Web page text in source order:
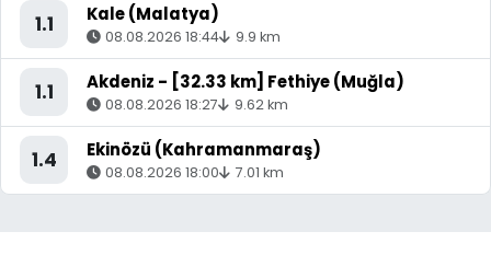
1.1 Kale (Malatya)
08.08.2026 18:44 9.9 km
1.1 Akdeniz - [32.33 km] Fethiye (Muğla)
08.08.2026 18:27 9.62 km
1.4 Ekinözü (Kahramanmaraş)
08.08.2026 18:00 7.01 km